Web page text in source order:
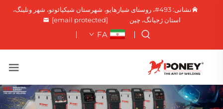
نشانی: 493#، روستای شیازهایو، شهرستان شیکیائوتو، شهر ونلینگ،
استان ژجیانگ، چین
[email protected]
FA